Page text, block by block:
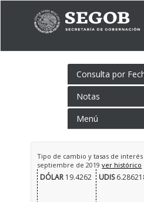
Consulta por
Notas
Menú
Tipo de cambio y tasas de
septiembre de 2019ver histórico
DÓLAR19.4262 UDIS